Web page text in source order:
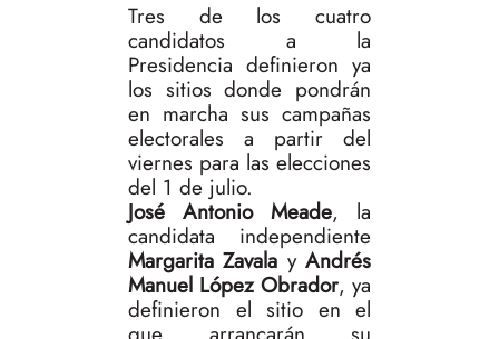
Tres de los cuatro
candidatos a la
Presidencia definieron ya
los sitios donde pondrán
en marcha sus campañas
electorales a partir del
viernes para las elecciones
del 1 de julio.
José Antonio Meade, la
candidata independiente
Margarita Zavala yAndrés
Manuel López Obrador, ya
definieron el sitio en el